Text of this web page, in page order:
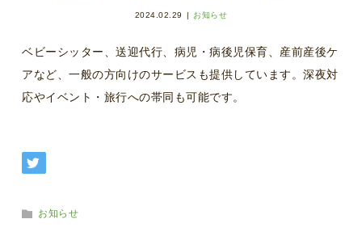
2024.02.29 お知らせ
ベビーシッター、送迎代行、病児・病後児保育、産前産後ケ
アなど、一般の方向けのサービスも提供しています。深夜対
応やイベント・旅行への帯同も可能です。
お知らせ